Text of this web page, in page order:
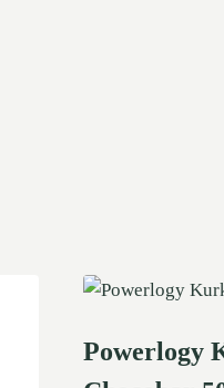
Powerlogy